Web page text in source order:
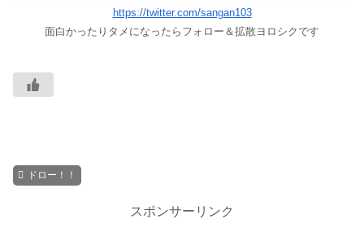
https://twitter.com/sangan103
面白かったりタメになったらフォロー＆拡散ヨロシクです
ドロー！！
スポンサーリンク